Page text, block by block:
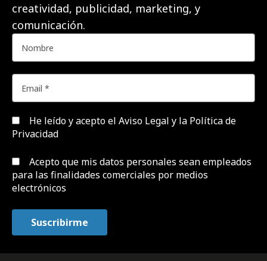
creatividad, publicidad, marketing, y
comunicación.
He leído y acepto el Aviso Legal y la Política de
Privacidad
Acepto que mis datos personales sean empleados
para las finalidades comerciales por medios
electrónicos